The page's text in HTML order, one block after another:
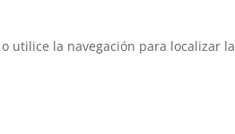
utilice la navegación para localizar la